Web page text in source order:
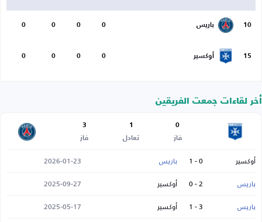
10 باريس 0
0
0
0
15 أوكسير 0
0
0
0
أخر لقاءات جمعت الفريقين
0
فاز
1
تعادل
3
فاز
أوكسير 0 - 1 باريس
2026-01-23
باريس
2 - 0 أوكسير
2025-09-27
باريس
3 - 1 أوكسير
2025-05-17